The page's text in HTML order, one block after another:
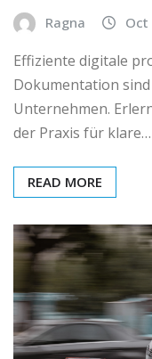
Ragna Oct
Effiziente digitale
Dokumentation
Unternehmen.
der Praxis für klare…
READ MORE